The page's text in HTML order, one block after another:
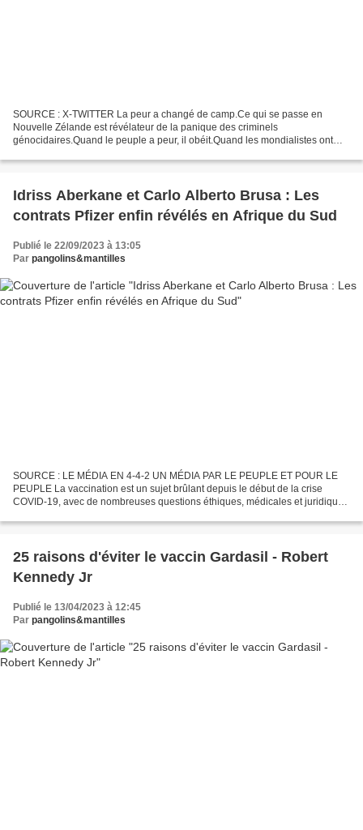
SOURCE : X-TWITTER La peur a changé de camp.Ce qui se passe en
Nouvelle Zélande est révélateur de la panique des criminels
génocidaires.Quand le peuple a peur, il obéit.Quand les mondialistes ont
___________________________________________________________
Idriss Aberkane et Carlo Alberto Brusa : Les
contrats Pfizer enfin révélés en Afrique du Sud
Publié le 22/09/2023 à 13:05
Par pangolins&mantilles
SOURCE : LE MÉDIA EN 4-4-2 UN MÉDIA PAR LE PEUPLE ET POUR LE
PEUPLE La vaccination est un sujet brûlant depuis le début de la crise
COVID-19, avec de nombreuses questions éthiques, médicales et juridiques
25 raisons d'éviter le vaccin Gardasil - Robert
Kennedy Jr
Publié le 13/04/2023 à 12:45
Par pangolins&mantilles